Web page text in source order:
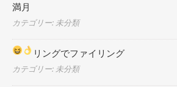
満月
カテゴリー: 未分類
リングでファイリング
カテゴリー: 未分類